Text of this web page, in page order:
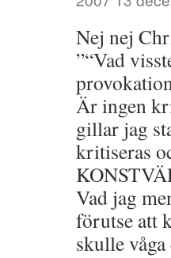
Nej nej
”“Vad
Är ingen
gillar jag
kritiseras
Vad jag
förutse att
skulle